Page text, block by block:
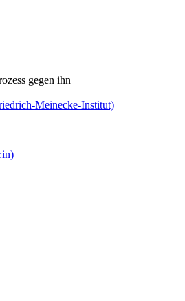
gegen ihn
Meinecke-Institut)